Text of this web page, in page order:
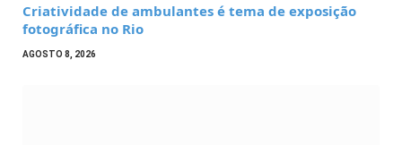
Criatividade de ambulantes é tema de exposição
fotográfica no Rio
AGOSTO 8, 2026